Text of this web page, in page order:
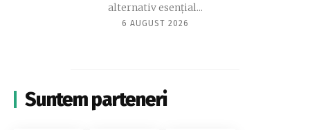
alternativ esențial...
6 AUGUST 2026
Suntem parteneri